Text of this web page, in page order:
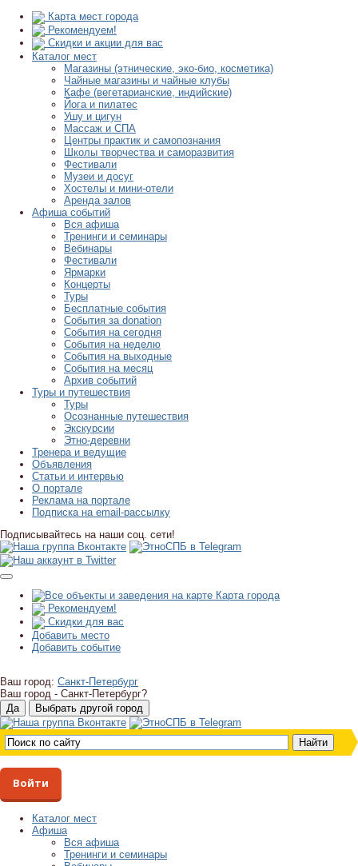
Карта мест города
Рекомендуем!
Скидки и акции для вас
Каталог мест
Магазины (этнические, эко-био, косметика)
Чайные магазины и чайные клубы
Кафе (вегетарианские, индийские)
Йога и пилатес
Ушу и цигун
Массаж и СПА
Центры практик и самопознания
Школы творчества и саморазвития
Фестивали
Музеи и досуг
Хостелы и мини-отели
Аренда залов
Афиша событий
Вся афиша
Тренинги и семинары
Вебинары
Фестивали
Ярмарки
Концерты
Туры
Бесплатные события
События за donation
События на сегодня
События на неделю
События на выходные
События на месяц
Архив событий
Туры и путешествия
Туры
Осознанные путешествия
Экскурсии
Этно-деревни
Тренера и ведущие
Объявления
Статьи и интервью
О портале
Реклама на портале
Подписка на email-рассылку
Подписывайтесь на наши соц. сети!
Карта города
Рекомендуем!
Скидки для вас
Добавить место
Добавить событие
Ваш город: Санкт-Петербург
Ваш город - Санкт-Петербург?
Войти
Каталог мест
Афиша
Вся афиша
Тренинги и семинары